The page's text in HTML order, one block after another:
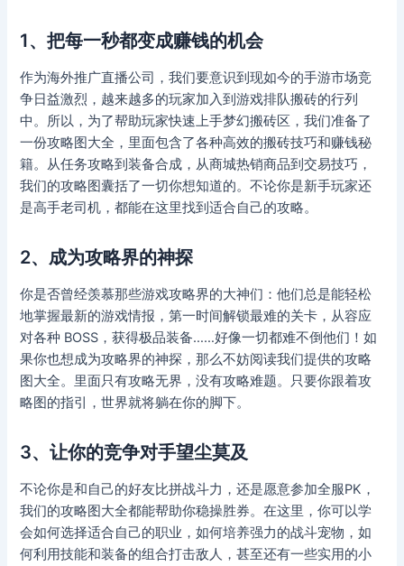
1、把每一秒都变成赚钱的机会
作为海外推广直播公司，我们要意识到现如今的手游市场竞
争日益激烈，越来越多的玩家加入到游戏排队搬砖的行列
中。所以，为了帮助玩家快速上手梦幻搬砖区，我们准备了
一份攻略图大全，里面包含了各种高效的搬砖技巧和赚钱秘
籍。从任务攻略到装备合成，从商城热销商品到交易技巧，
我们的攻略图囊括了一切你想知道的。不论你是新手玩家还
是高手老司机，都能在这里找到适合自己的攻略。
2、成为攻略界的神探
你是否曾经羡慕那些游戏攻略界的大神们：他们总是能轻松
地掌握最新的游戏情报，第一时间解锁最难的关卡，从容应
对各种 BOSS，获得极品装备……好像一切都难不倒他们！如
果你也想成为攻略界的神探，那么不妨阅读我们提供的攻略
图大全。里面只有攻略无界，没有攻略难题。只要你跟着攻
略图的指引，世界就将躺在你的脚下。
3、让你的竞争对手望尘莫及
不论你是和自己的好友比拼战斗力，还是愿意参加全服PK，
我们的攻略图大全都能帮助你稳操胜券。在这里，你可以学
会如何选择适合自己的职业，如何培养强力的战斗宠物，如
何利用技能和装备的组合打击敌人，甚至还有一些实用的小